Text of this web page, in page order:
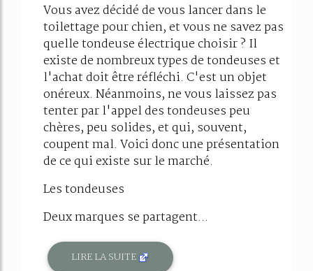
Vous avez décidé de vous lancer dans le
toilettage pour chien, et vous ne savez pas
quelle tondeuse électrique choisir ? Il
existe de nombreux types de tondeuses et
l'achat doit être réfléchi. C'est un objet
onéreux. Néanmoins, ne vous laissez pas
tenter par l'appel des tondeuses peu
chères, peu solides, et qui, souvent,
coupent mal. Voici donc une présentation
de ce qui existe sur le marché.
Les tondeuses
Deux marques se partagent...
LIRE LA SUITE